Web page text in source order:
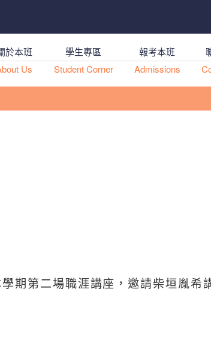
於本班
Us
學生專區
Student Corner
報考本班
Admissions
第二場職涯講座，邀請柴垣胤希